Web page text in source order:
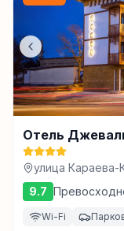
Отель
улица Караева-
9.7
Wi-Fi